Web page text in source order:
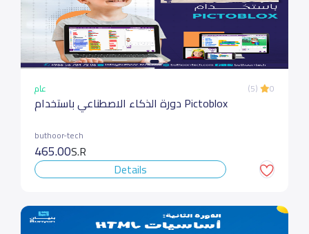
عام (5) 0
دورة الذكاء الاصطناعي باستخدام Pictoblox
buthoor-tech
465.00S.R
Details